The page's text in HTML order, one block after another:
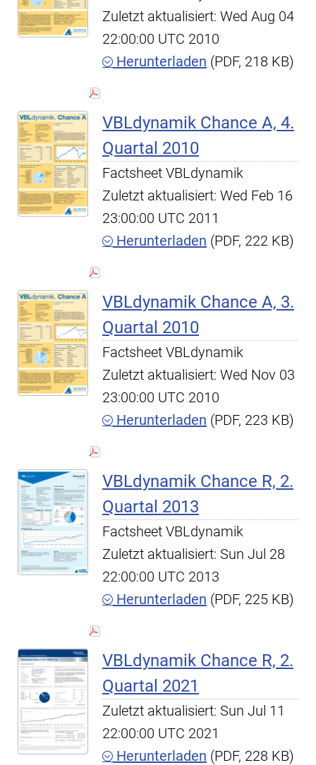
Zuletzt aktualisiert: Wed Aug 04
22:00:00 UTC 2010
Herunterladen (PDF, 218 KB)
VBLdynamik Chance A, 4.
Quartal 2010
Factsheet VBLdynamik
Zuletzt aktualisiert: Wed Feb 16
23:00:00 UTC 2011
Herunterladen (PDF, 222 KB)
VBLdynamik Chance A, 3.
Quartal 2010
Factsheet VBLdynamik
Zuletzt aktualisiert: Wed Nov 03
23:00:00 UTC 2010
Herunterladen (PDF, 223 KB)
VBLdynamik Chance R, 2.
Quartal 2013
Factsheet VBLdynamik
Zuletzt aktualisiert: Sun Jul 28
22:00:00 UTC 2013
Herunterladen (PDF, 225 KB)
VBLdynamik Chance R, 2.
Quartal 2021
Zuletzt aktualisiert: Sun Jul 11
22:00:00 UTC 2021
Herunterladen (PDF, 228 KB)